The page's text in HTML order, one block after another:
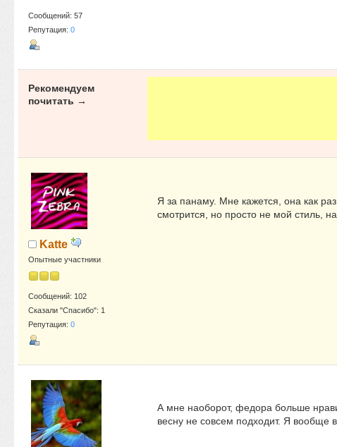
Сообщений: 57
Репутация: 0
Рекомендуем
почитать →
Katte
Опытные участники
Сообщений: 102
Сказали "Спасибо": 1
Репутация: 0
Я за панаму. Мне кажется, она как
смотрится, но просто не мой стиль,
А мне наоборот, федора больше
весну не совсем подходит. Я вообще